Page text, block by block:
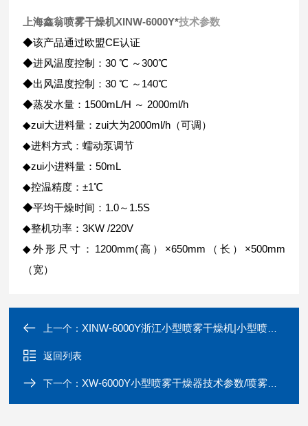
上海鑫翁喷雾干燥机XINW-6000Y*技术参数
◆该产品通过欧盟CE认证
◆进风温度控制：30 ℃ ～300℃
◆出风温度控制：30 ℃ ～140℃
◆蒸发水量：1500mL/H ～ 2000ml/h
◆zui大进料量：zui大为2000ml/h（可调）
◆进料方式：蠕动泵调节
◆zui小进料量：50mL
◆控温精度：±1℃
◆平均干燥时间：1.0～1.5S
◆整机功率：3KW /220V
◆外形尺寸：1200mm(高）×650mm（长）×500mm
（宽）
上一个：XINW-6000Y浙江小型喷雾干燥机|小型喷雾干机价格
返回列表
下一个：XW-6000Y小型喷雾干燥器技术参数/喷雾干燥机